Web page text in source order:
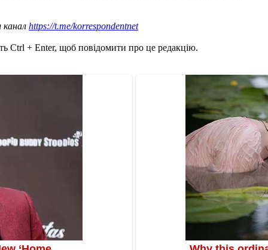
канал https://t.me/korrespondentnet
Ctrl + Enter, щоб повідомити про це редакцію.